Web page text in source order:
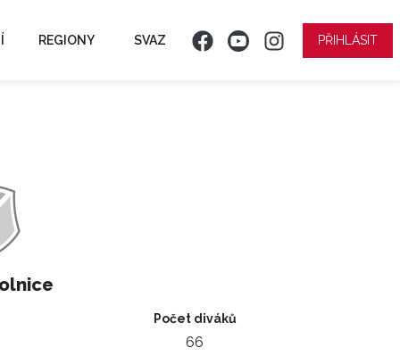
REGIONY SVAZ PŘIHLÁSIT
Počet diváků
66